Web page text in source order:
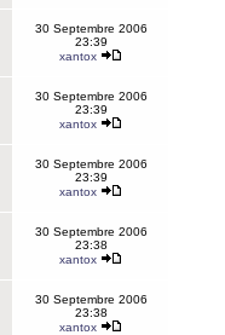
30 Septembre 2006
23:39
xantox
30 Septembre 2006
23:39
xantox
30 Septembre 2006
23:39
xantox
30 Septembre 2006
23:38
xantox
30 Septembre 2006
23:38
xantox